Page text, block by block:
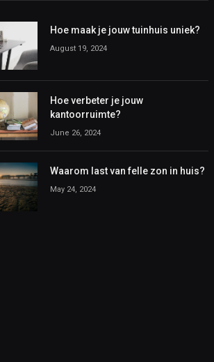
Hoe maak je jouw tuinhuis uniek?
August 19, 2024
Hoe verbeter je jouw
kantoorruimte?
June 26, 2024
Waarom last van felle zon in huis?
May 24, 2024